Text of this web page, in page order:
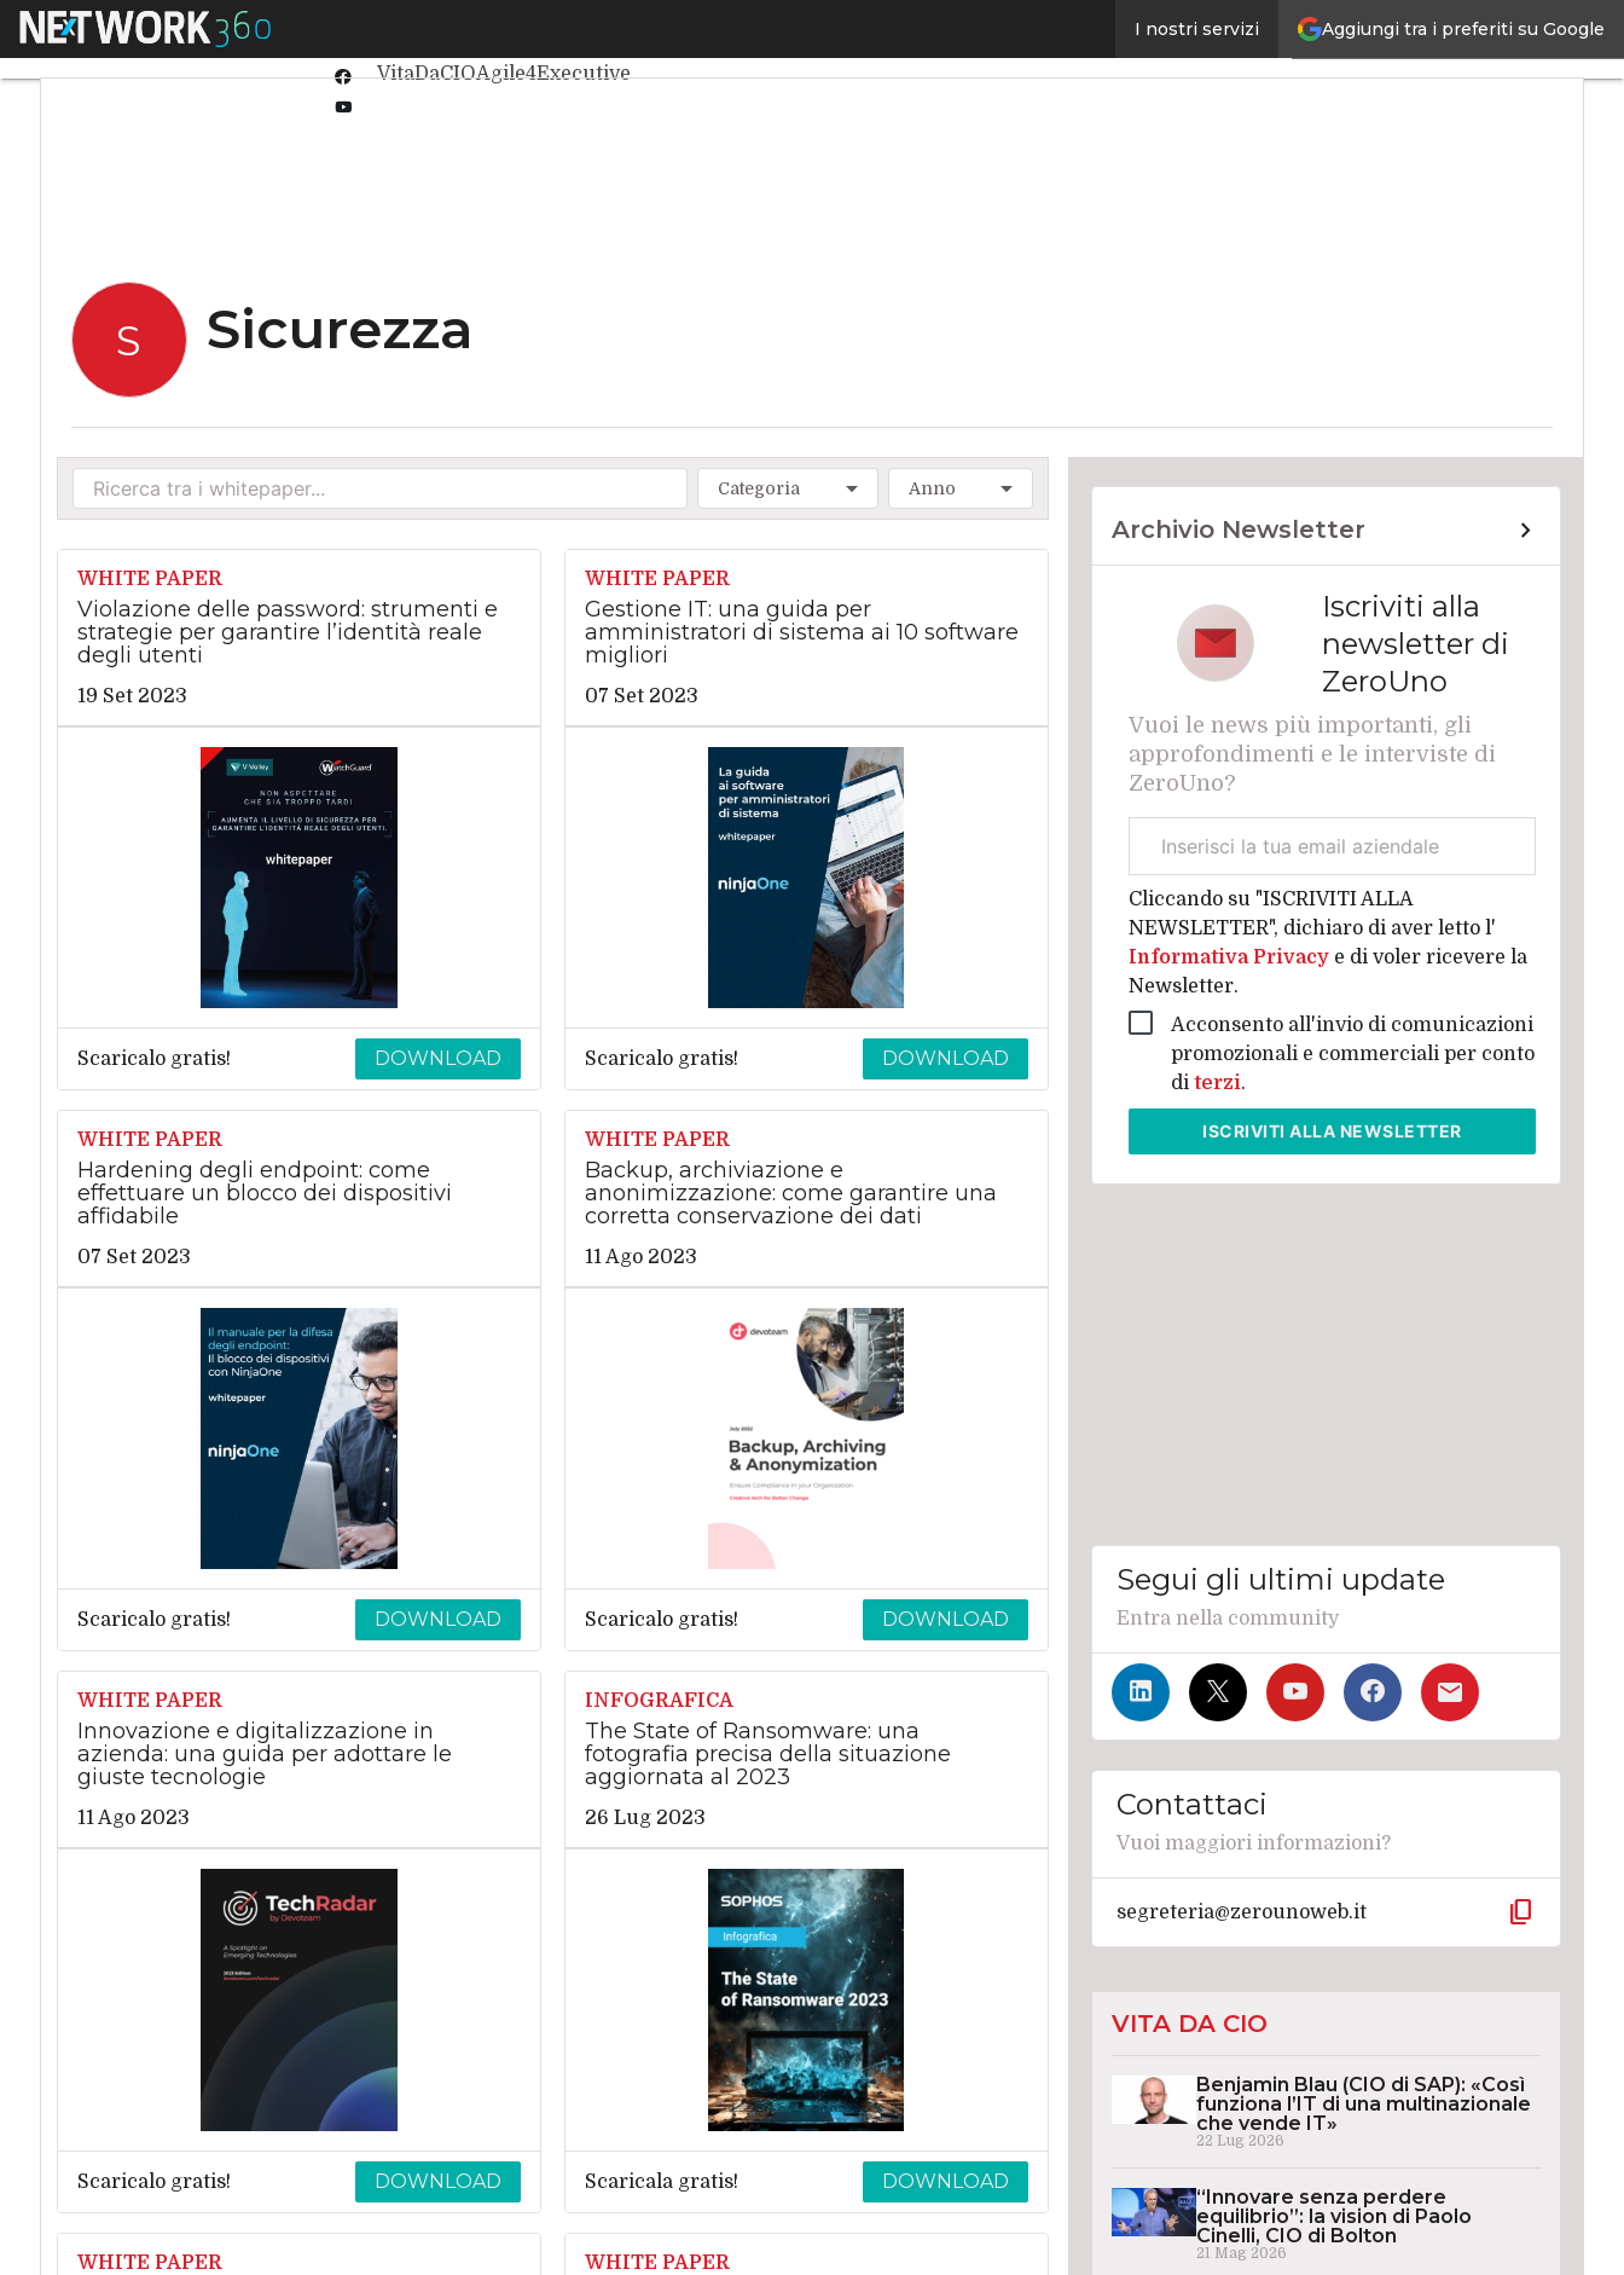
Aggiungi tra i preferiti su Google
I nostri servizi
Menu
Facebook
Internet4Things
VitaDaCIOAgile4Executive
S Sicurezza
Categoria Anno
WHITE PAPER
Violazione delle password: strumenti e
strategie per garantire l’identità reale
degli utenti
19 Set 2023
Scaricalo gratis! DOWNLOAD
WHITE PAPER
Gestione IT: una guida per
amministratori di sistema ai 10 software
migliori
07 Set 2023
Scaricalo gratis! DOWNLOAD
WHITE PAPER
Hardening degli endpoint: come
effettuare un blocco dei dispositivi
affidabile
07 Set 2023
Scaricalo gratis! DOWNLOAD
WHITE PAPER
Backup, archiviazione e
anonimizzazione: come garantire una
corretta conservazione dei dati
11 Ago 2023
Scaricalo gratis! DOWNLOAD
WHITE PAPER
Innovazione e digitalizzazione in
azienda: una guida per adottare le
giuste tecnologie
11 Ago 2023
Scaricalo gratis! DOWNLOAD
INFOGRAFICA
The State of Ransomware: una
fotografia precisa della situazione
aggiornata al 2023
26 Lug 2023
Scaricala gratis! DOWNLOAD
WHITE PAPER WHITE PAPER
Archivio Newsletter
Iscriviti alla
newsletter di
ZeroUno
Vuoi le news più importanti, gli
approfondimenti e le interviste di
ZeroUno?
aziendale
Cliccando su "ISCRIVITI ALLA
NEWSLETTER", dichiaro di aver letto l'
Informativa Privacy e di voler ricevere la
Newsletter.
Acconsento all'invio di comunicazioni
promozionali e commerciali per conto
diterzi.
ISCRIVITIALLA NEWSLETTER
Segui gli ultimi update
Entra nella community
Contattaci
Vuoi maggiori informazioni?
segreteria@zerounoweb.it content_copy
VITA DA CIO
Benjamin Blau (CIO di SAP): «Così
funziona l’IT di una multinazionale
che vende IT»
22 Lug 2026
“Innovare senza perdere
equilibrio”: la vision di Paolo
Cinelli, CIO di Bolton
21 Mag 2026